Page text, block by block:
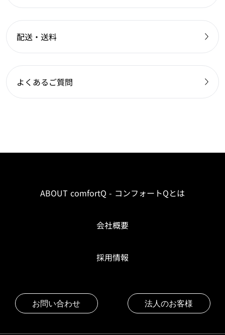
配送・送料
よくあるご質問
ABOUT comfortQ - コンフォートQとは
会社概要
採用情報
お問い合わせ 法人のお客様